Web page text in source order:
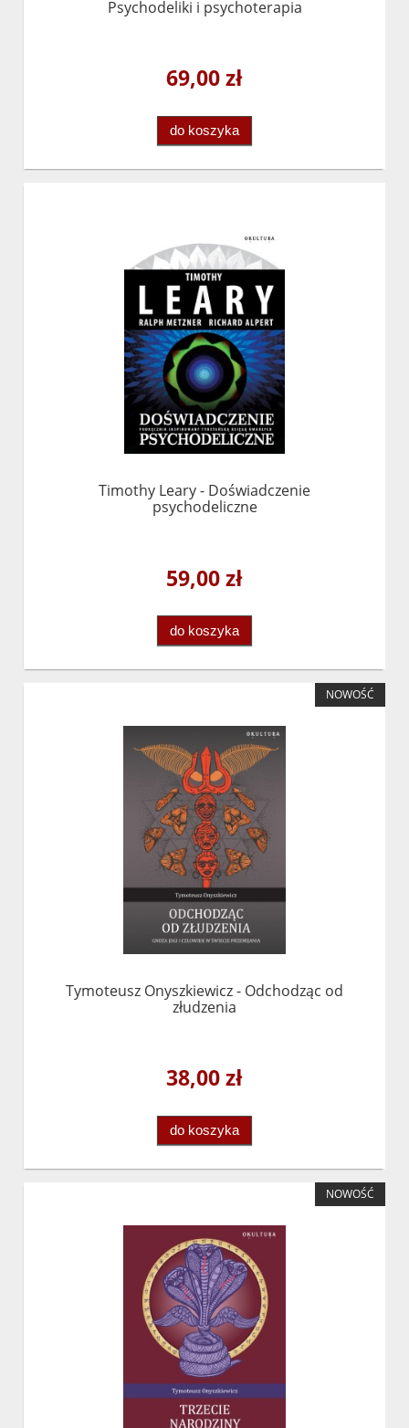
Psychodeliki i psychoterapia
69,00 zł
do koszyka
Timothy Leary - Doświadczenie
psychodeliczne
59,00 zł
do koszyka
Tymoteusz Onyszkiewicz - Odchodząc od
złudzenia
38,00 zł
do koszyka
NOWOŚĆ
NOWOŚĆ